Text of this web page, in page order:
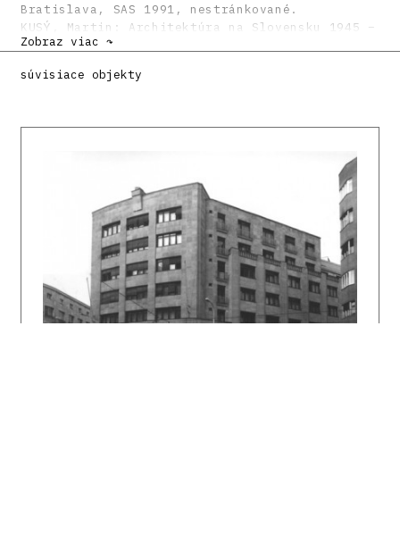
Bratislava, SAS 1991, nestránkované.
KUSÝ, Martin: Architektúra na Slovensku 1945 –
1975. Bratislava, Pallas 1976. 286 s.
Architektúra Slovenska v 20. storočí.
Zobraz viac ↷
súvisiace objekty